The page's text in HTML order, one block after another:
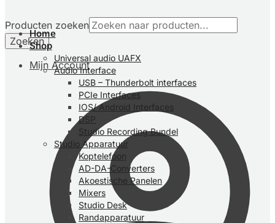
Producten zoeken
Zoeken
Mijn Account
Home
Shop
Universal audio UAFX
Audio Interface
USB – Thunderbolt interfaces
PCIe Interfaces
IOS/ Android Interfaces
DSP
Studio Recording Bundel
Studio Apparatuur
Koptelefoon
AD-DA-Converters
Akoestische Panelen
Mixers
Studio Desk
Randapparatuur